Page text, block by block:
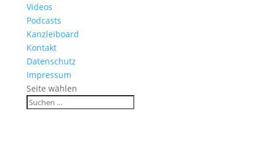
Videos
Podcasts
Kanzleiboard
Kontakt
Datenschutz
Impressum
Seite wählen